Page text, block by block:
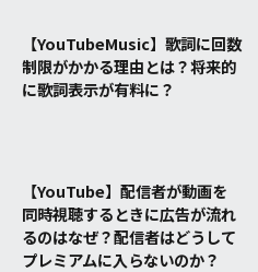
【YouTubeMusic】歌詞に回数
制限がかかる理由とは？将来的
に歌詞表示が有料に？
【YouTube】配信者が動画を
同時視聴するときに広告が流れ
るのはなぜ？配信者はどうして
プレミアムに入らないのか？